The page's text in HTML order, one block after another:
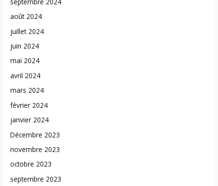
août 2024
juillet 2024
juin 2024
mai 2024
avril 2024
mars 2024
février 2024
janvier 2024
Décembre 2023
novembre 2023
octobre 2023
septembre 2023